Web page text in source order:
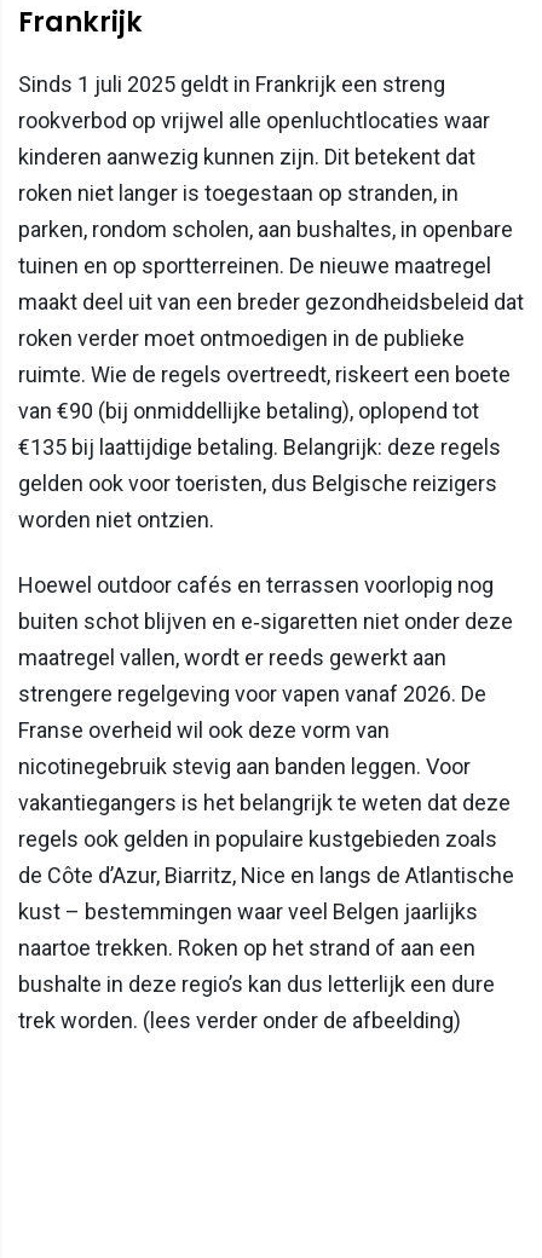
Frankrijk
Sinds 1 juli 2025 geldt in Frankrijk een streng
rookverbod op vrijwel alle openluchtlocaties waar
kinderen aanwezig kunnen zijn. Dit betekent dat
roken niet langer is toegestaan op stranden, in
parken, rondom scholen, aan bushaltes, in openbare
tuinen en op sportterreinen. De nieuwe maatregel
maakt deel uit van een breder gezondheidsbeleid dat
roken verder moet ontmoedigen in de publieke
ruimte. Wie de regels overtreedt, riskeert een boete
van €90 (bij onmiddellijke betaling), oplopend tot
€135 bij laattijdige betaling. Belangrijk: deze regels
gelden ook voor toeristen, dus Belgische reizigers
worden niet ontzien.
Hoewel outdoor cafés en terrassen voorlopig nog
buiten schot blijven en e‑sigaretten niet onder deze
maatregel vallen, wordt er reeds gewerkt aan
strengere regelgeving voor vapen vanaf 2026. De
Franse overheid wil ook deze vorm van
nicotinegebruik stevig aan banden leggen. Voor
vakantiegangers is het belangrijk te weten dat deze
regels ook gelden in populaire kustgebieden zoals
de Côte d’Azur, Biarritz, Nice en langs de Atlantische
kust – bestemmingen waar veel Belgen jaarlijks
naartoe trekken. Roken op het strand of aan een
bushalte in deze regio’s kan dus letterlijk een dure
trek worden. (lees verder onder de afbeelding)